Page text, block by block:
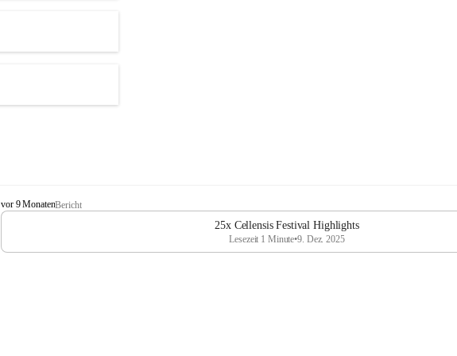
C
e
l
vor 9 MonatenBericht
25x Cellensis Festival Highlights
Lesezeit 1 Minute•9. Dez. 2025